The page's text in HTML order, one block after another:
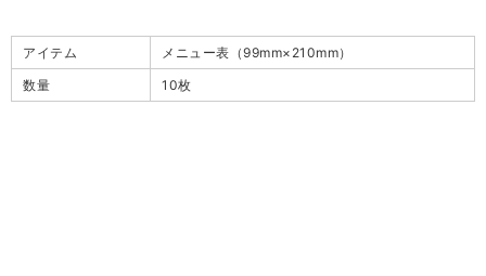
アイテム
メニュー表（99mm×210mm）
数量
10枚